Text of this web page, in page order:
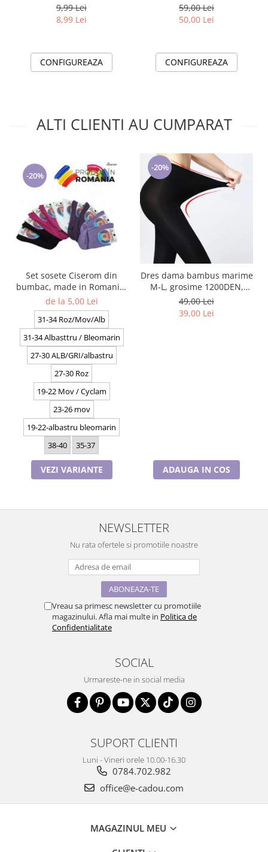
de scoala Grupa pestisorilor
9,99 Lei
8,99 Lei
CONFIGUREAZA
elevi clasa 4 sau gradinita
ABS10898
59,00 Lei
50,00 Lei
CONFIGUREAZA
ALTI CLIENTI AU CUMPARAT
-20%
Set sosete Ciserom din
bumbac, made in Romania,
model 316
de la 5,00 Lei
31-34 Roz/Mov/Alb
31-34 Albasttru / Bleomarin
27-30 ALB/GRI/albastru
27-30 Roz
19-22 Mov / Cyclam
23-26 mov
19-22-albastru bleomarin
38-40
35-37
VEZI VARIANTE
-20%
Dres dama bambus marime
M-L, grosime 1200DEN,
culoare negru, NH870
49,00 Lei
39,00 Lei
ADAUGA IN COS
NEWSLETTER
Nu rata ofertele si promotiile noastre
Vreau sa primesc newsletter cu promotiile
magazinului. Afla mai multe in Politica de
Confidentialitate
SOCIAL
Urmareste-ne in social media
SUPORT CLIENTI
Luni - Vineri orele 10.00-16.30
0784.702.982
office@e-cadou.com
MAGAZINUL MEU